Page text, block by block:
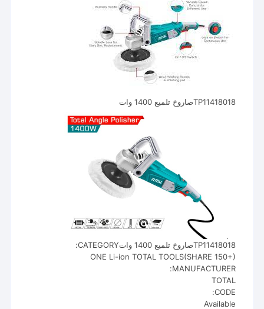
TP11418018صاروخ تلميع 1400 وات
TP11418018صاروخ تلميع 1400 واتCATEGORY:
ONE Li-ion TOTAL TOOLS(SHARE 150+)
MANUFACTURER:
TOTAL
CODE:
Available